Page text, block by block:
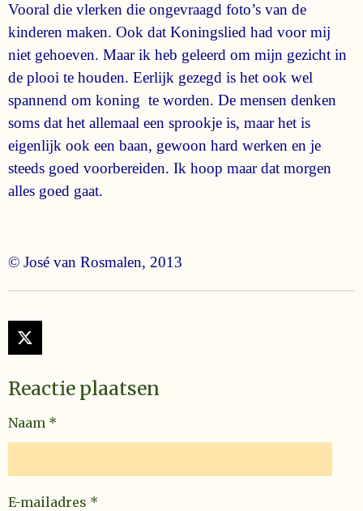
Vooral die vlerken die ongevraagd foto’s van de
kinderen maken. Ook dat Koningslied had voor mij
niet gehoeven. Maar ik heb geleerd om mijn gezicht in
de plooi te houden. Eerlijk gezegd is het ook wel
spannend om koning te worden. De mensen denken
soms dat het allemaal een sprookje is, maar het is
eigenlijk ook een baan, gewoon hard werken en je
steeds goed voorbereiden. Ik hoop maar dat morgen
alles goed gaat.
© José van Rosmalen, 2013
X
Reactie plaatsen
Naam *
E-mailadres *